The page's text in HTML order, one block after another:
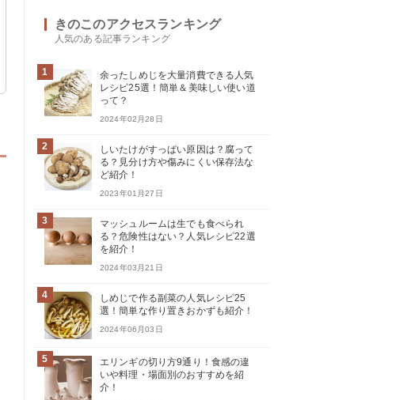
きのこのアクセスランキング
人気のある記事ランキング
1
余ったしめじを大量消費できる人気
レシピ25選！簡単＆美味しい使い道
って？
2024年02月28日
2
しいたけがすっぱい原因は？腐って
る？見分け方や傷みにくい保存法な
ど紹介！
2023年01月27日
3
マッシュルームは生でも食べられ
る？危険性はない？人気レシピ22選
を紹介！
2024年03月21日
4
しめじで作る副菜の人気レシピ25
選！簡単な作り置きおかずも紹介！
2024年06月03日
5
エリンギの切り方9通り！食感の違
いや料理・場面別のおすすめを紹
介！